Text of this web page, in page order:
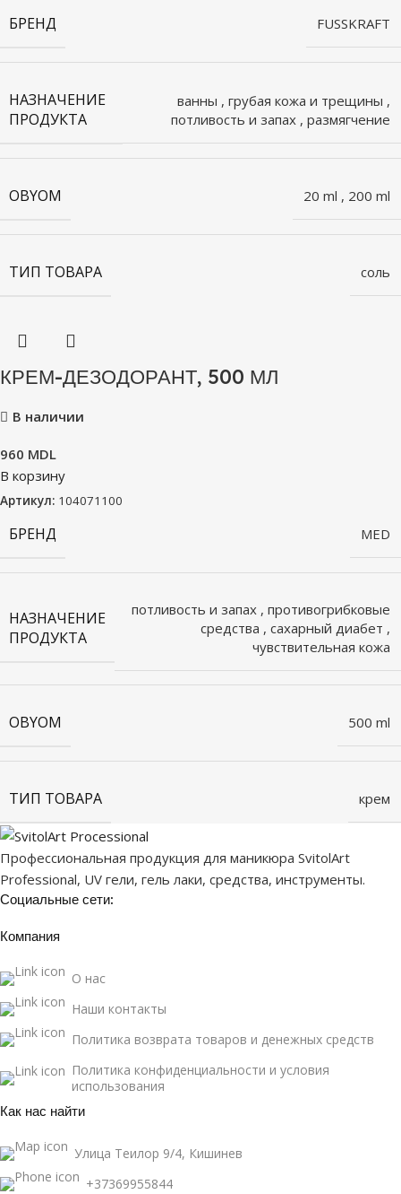
БРЕНД FUSSKRAFT
НАЗНАЧЕНИЕ
ПРОДУКТА
ванны , грубая кожа и трещины ,
потливость и запах , размягчение
OBYOM 20 ml , 200 ml
ТИП ТОВАРА соль
КРЕМ-ДЕЗОДОРАНТ, 500 МЛ
В наличии
960 MDL
В корзину
Артикул: 104071100
БРЕНД MED
НАЗНАЧЕНИЕ
ПРОДУКТА
потливость и запах , противогрибковые
средства , сахарный диабет ,
чувствительная кожа
OBYOM 500 ml
ТИП ТОВАРА крем
Профессиональная продукция для маникюра SvitolArt
Professional, UV гели, гель лаки, средства, инструменты.
Социальные сети:
Компания
О нас
Наши контакты
Политика возврата товаров и денежных средств
Политика конфиденциальности и условия
использования
Как нас найти
Улица Теилор 9/4, Кишинев
+37369955844